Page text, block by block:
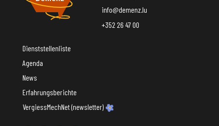
info@demenz.lu
+352 26 47 00
Dienststellenliste
Agenda
News
Erfahrungsberichte
VergiessMechNet (newsletter)